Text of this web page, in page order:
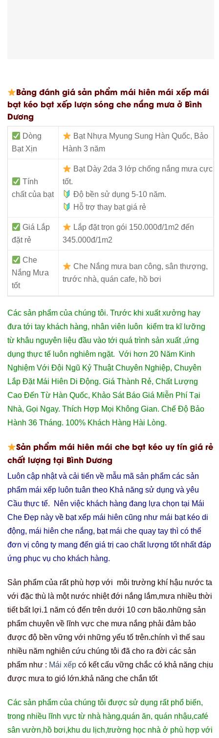
Bảng đánh giá sản phẩm mái hiên mái xếp mái
bạt kéo bạt xếp lượn sóng che nắng mưa ở Bình
Dương
Dòng
Bạt Xịn
Bạt Nhựa Myung Sung Hàn Quốc, Bảo
Hành 3 năm
Tính
chất của bạt
Bạt Dày 2da 3 lớp chống nắng mưa cực
tốt.
Độ bền sử dụng 5-10 năm.
Hỗ trợ thay bạt giá rẻ
Giá Lắp
đặt rẻ
Lắp đặt trọn gói 150.000đ/1m2 đến
345.000đ/1m2
Che
Nắng Mưa
tốt
Che Nắng mưa ban công, sân thượng,
trước nhà, quán cafe, hồ bơi
Các sản phẩm của chúng tôi. Trước khi xuất xưởng hay
đưa tới tay khách hàng, nhân viên luôn kiểm tra kĩ lưỡng
từ khâu nguyên liệu đầu vào tới quá trình sản xuất ,ứng
dụng thực tế luôn nghiêm ngặt. Với hơn 20 Năm Kinh
Nghiệm Với Đội Ngũ Kỷ Thuật Chuyên Nghiệp, Chuyên
Lắp Đặt Mái Hiên Di Động. Giá Thành Rẻ, Chất Lượng
Cao Đến Từ Hàn Quốc, Khảo Sát Báo Giá Miễn Phí Tại
Nhà, Gọi Ngay. Thích Hợp Mọi Không Gian. Chế Độ Bảo
Hành 36 Tháng. 100% Khách Hàng Hài Lòng.
Sản phẩm mái hiên mái che bạt kéo uy tín giá rẻ
chất lượng tại Bình Dương
Luôn cập nhật và cải tiến về mẫu mã sản phẩm các sản
phẩm mái xếp luôn tuân theo Khả năng sử dụng và yêu
Cầu thực tế. Nên việc khách hàng đang lựa chọn tại Mái
Che Đẹp này về bạt xếp mái hiên cũng như mái bạt kéo di
động, mái hiên che nắng, bạt mái che quay tay thì có thể
đơn vị công ty mang đến giá trị cao chất lượng tốt nhất đáp
ứng phục vụ cho khách hàng.
Sản phẩm của rất phù hợp với môi trường khí hậu nước ta
với đặc thù là một nước nhiệt đới nắng lắm,mưa nhiều thời
tiết bất lợi.1 năm có đến trên dưới 10 cơn bão.những sản
phẩm chuyên về lĩnh vực che mưa nắng phải đảm bảo
được độ bền vững với những yếu tố trên.chính vì thế sau
nhiều năm nghiên cứu chúng tôi đã cho ra đời các sản
phẩm như : Mái xếp có kết cấu vững chắc có khả năng chịu
được mưa to gió lớn.khả năng che chắn tốt
Các sản phẩm của chúng tôi được sử dụng rất phổ biến,
trong nhiều lĩnh vực từ nhà hàng,quán ăn, quán nhậu,café
sân vườn,hồ bơi,khu du lịch,trường học nhà ở phù hợp với